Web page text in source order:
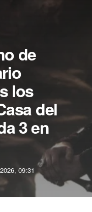
de
los
del
3 en
09:31